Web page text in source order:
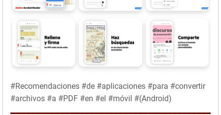
#Recomendaciones #de #aplicaciones #para #convertir
#archivos #a #PDF #en #el #móvil #(Android)